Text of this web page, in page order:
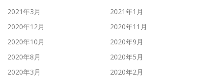
2021年3月
2021年1月
2020年12月
2020年11月
2020年10月
2020年9月
2020年8月
2020年5月
2020年3月
2020年2月